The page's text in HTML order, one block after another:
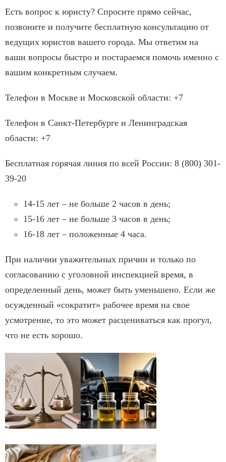
Есть вопрос к юристу? Спросите прямо сейчас,
позвоните и получите бесплатную консультацию от
ведущих юристов вашего города. Мы ответим на
ваши вопросы быстро и постараемся помочь именно с
вашим конкретным случаем.
Телефон в Москве и Московской области: +7
Телефон в Санкт-Петербурге и Ленинградская
области: +7
Бесплатная горячая линия по всей России: 8 (800) 301-
39-20
14-15 лет – не больше 2 часов в день;
15-16 лет – не больше 3 часов в день;
16-18 лет – положенные 4 часа.
При наличии уважительных причин и только по
согласованию с уголовной инспекцией время, в
определенный день, может быть уменьшено. Если же
осужденный «сократит» рабочее время на свое
усмотрение, то это может расцениваться как прогул,
что не есть хорошо.